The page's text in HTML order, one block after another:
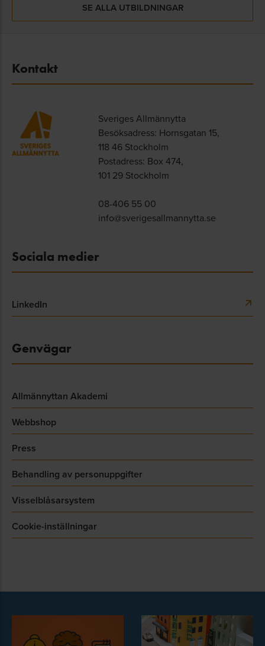
SE ALLA UTBILDNINGAR
Kontakt
Sveriges Allmännytta
Besöksadress: Hornsgatan 15,
118 46 Stockholm
Postadress: Box 474,
101 29 Stockholm
08-406 55 00
info@sverigesallmannytta.se
Sociala medier
LinkedIn
Genvägar
Allmännyttan Akademi
Webbshop
Press
Behandling av personuppgifter
Visselblåsarsystem
Cookie-inställningar